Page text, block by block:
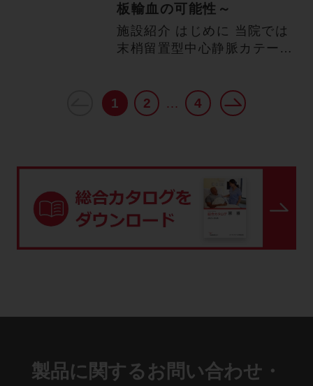
板輸血の可能性～
施設紹介 はじめに 当院では
末梢留置型中心静脈カテーテ
1 2 … 4
製品に関するお問い合わせ・